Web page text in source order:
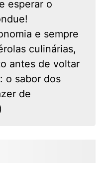
esperar o
e sempre
culinárias,
antes de voltar
o sabor dos
de